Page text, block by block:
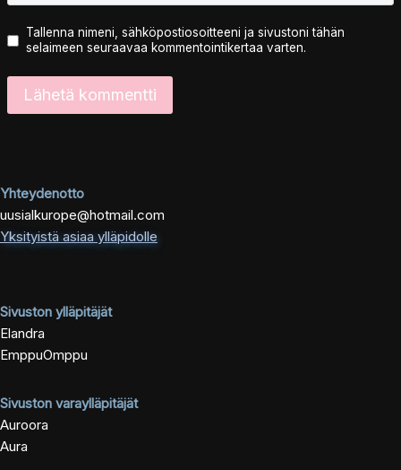
Tallenna nimeni, sähköpostiosoitteeni ja sivustoni tähän
selaimeen seuraavaa kommentointikertaa varten.
Yhteydenotto
uusialkurope@hotmail.com
Yksityistä asiaa ylläpidolle
Sivuston ylläpitäjät
Elandra
EmppuOmppu
Sivuston varaylläpitäjät
Auroora
Aura